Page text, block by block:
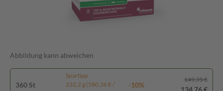
Abbildung kann abweichen
360 St
Spartipp
232,2 g (580,36 € /
-10%
149,95 €
134,76 €